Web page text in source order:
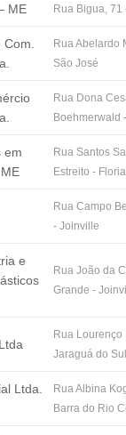
ME Rua Bigua, 71
Rua Abelardo
São José
Rua Dona
Boehmerwald
em
Rua Santos
Estreito -
Rua Campo
- Joinville
e
Rua João da
Grande -
Rua Lourenço
Jaraguá do Sul
Ltda.
Rua Albina
Barra do Rio